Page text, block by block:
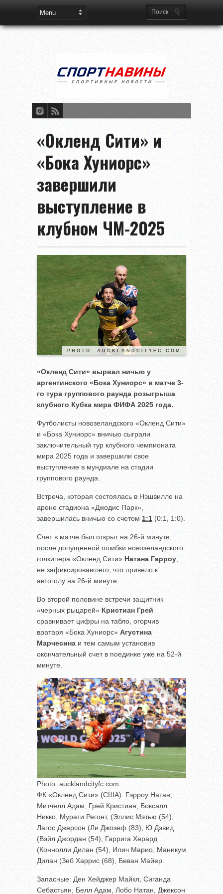
«Окленд Сити» и
«Бока Хуниорс»
завершили
выступление в
клубном ЧМ-2025
PHOTO: AUCKLANDCITYFC.COM
«Окленд Сити» вырвал ничью у
аргентинского «Бока Хуниорс» в матче 3-
го тура группового раунда розыгрыша
клубного Кубка мира ФИФА 2025 года.
Футболисты новозеландского «Окленд Сити»
и «Бока Хуниорс» вничью сыграли
заключительный тур клубного чемпионата
мира 2025 года и завершили свое
выступление в мундиале на стадии
группового раунда.
Встреча, которая состоялась в Нэшвилле на
арене стадиона «Джодис Парк»,
завершилась вничью со счетом 1:1 (0:1, 1:0).
Счет в матче был открыт на 26-й минуте,
после допущенной ошибки новозеландского
голкипера «Окленд Сити» Натана Гарроу,
не зафиксировавшего, что привело к
автоголу на 26-й минуте.
Во второй половине встречи защитник
«черных рыцарей» Кристиан Грей
сравнивает цифры на табло, огорчив
вратаря «Бока Хуниорс» Агустина
Марчесина и тем самым установив
окончательный счет в поединке уже на 52-й
минуте.
Photo: aucklandcityfc.com
ФК «Окленд Сити» (США): Гэрроу Натан;
Митчелл Адам, Грей Кристиан, Боксалл
Никко, Мурати Регонт, (Эллис Мэтью (54),
Лагос Джерсон (Ли Джозеф (83), Ю Дэвид
(Вэйл Джордан (54), Гаррига Херард
(Коннолли Дилан (54), Илич Марио, Маникум
Дилан (Зеб Харрис (68), Беван Майер.
Запасные: Ден Хейджер Майкл, Сиганда
Себастьян, Белл Адам, Лобо Натан, Джексон